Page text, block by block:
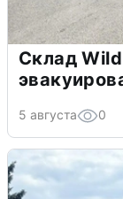
Склад
5 августа 0